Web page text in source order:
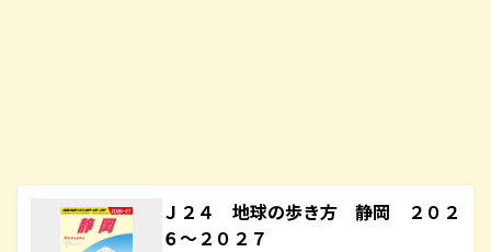
Ｊ２４ 地球の歩き方 静岡 ２０２
６～２０２７